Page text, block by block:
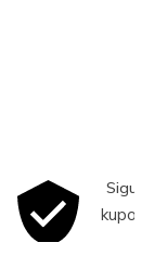
Sigurna
kupovina